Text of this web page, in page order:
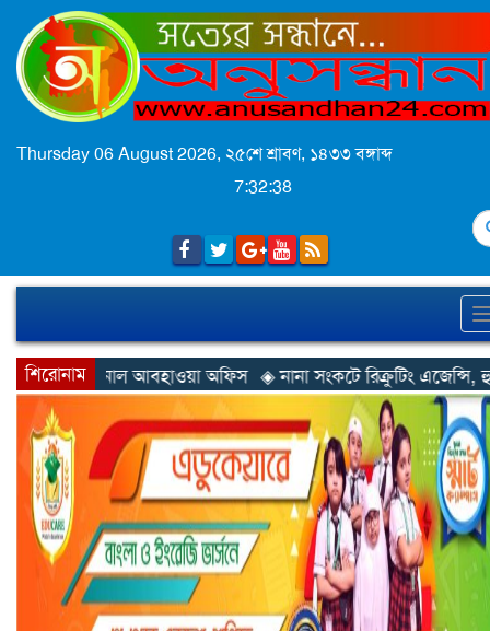
Thursday 06 August 2026, ২৫শে শ্রাবণ, ১৪৩৩ বঙ্গাব্দ
7:32:39
শিরোনাম
জানাল আবহাওয়া অফিস ◈ নানা সংকটে রিক্রুটিং এজেন্সি, হুমকির মুখে